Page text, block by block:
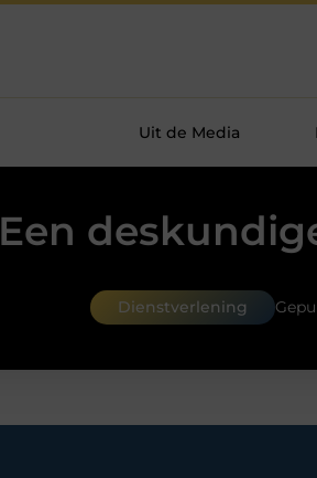
Uit de Media
Een
Dienstverlening